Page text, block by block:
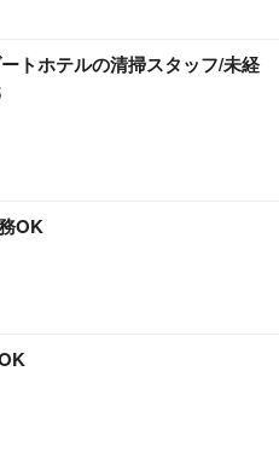
トホテルの清掃スタッフ/未経
OK